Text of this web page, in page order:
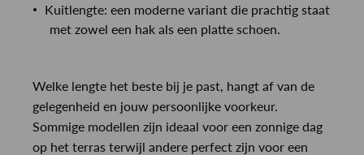
Kuitlengte: een moderne variant die prachtig staat
met zowel een hak als een platte schoen.
Welke lengte het beste bij je past, hangt af van de
gelegenheid en jouw persoonlijke voorkeur.
Sommige modellen zijn ideaal voor een zonnige dag
op het terras terwijl andere perfect zijn voor een